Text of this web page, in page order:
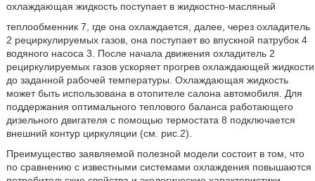
охлаждающая жидкость поступает в жидкостно-масляный
теплообменник 7, где она охлаждается, далее, через охладитель
2 рециркулируемых газов, она поступает во впускной патрубок 4
водяного насоса 3. После начала движения охладитель 2
рециркулируемых газов ускоряет прогрев охлаждающей жидкости
до заданной рабочей температуры. Охлаждающая жидкость
может быть использована в отопителе салона автомобиля. Для
поддержания оптимального теплового баланса работающего
дизельного двигателя с помощью термостата 8 подключается
внешний контур циркуляции (см. рис.2).
Преимущество заявляемой полезной модели состоит в том, что
по сравнению с известными системами охлаждения повышаются